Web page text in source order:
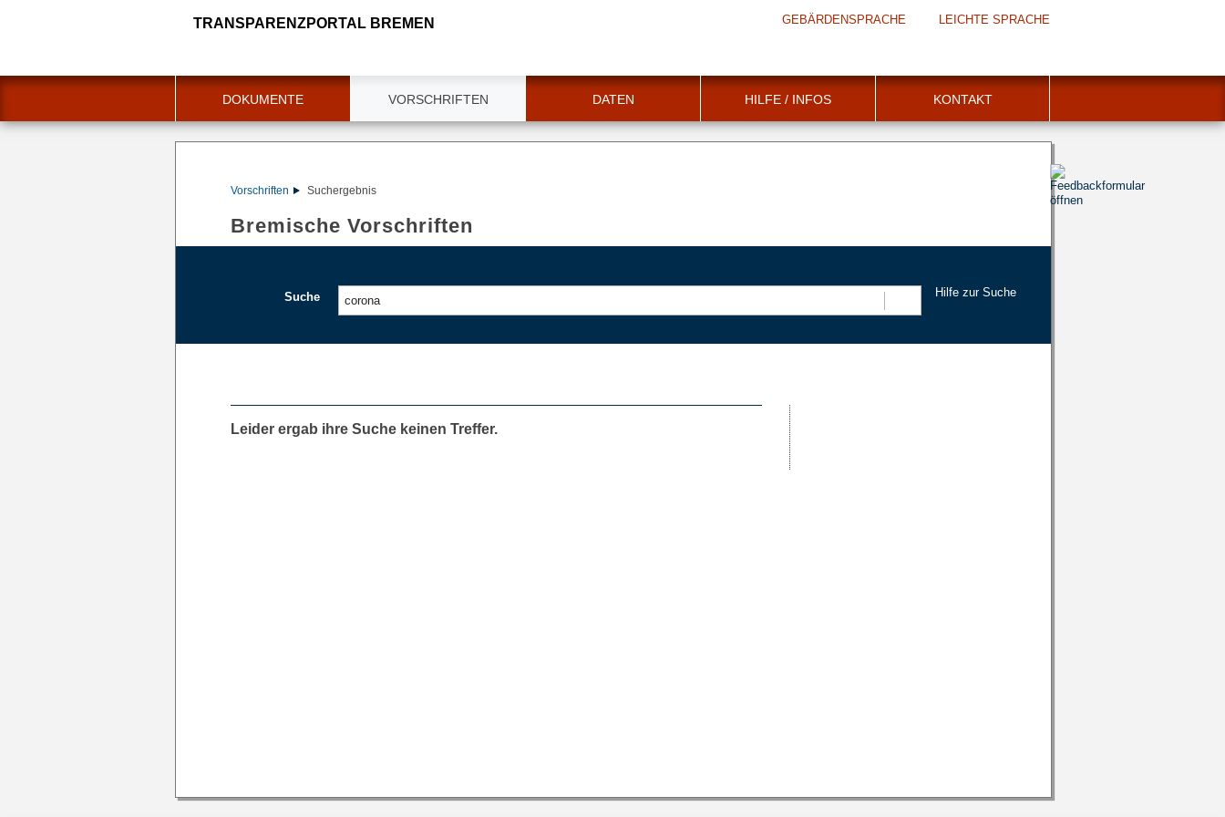
TRANSPARENZPORTAL BREMEN GEBÄRDENSPRACHE LEICHTE SPRACHE
DOKUMENTE VORSCHRIFTEN DATEN HILFE / INFOS KONTAKT
Vorschriften Suchergebnis
Bremische Vorschriften
Suche
Hilfe zur Suche
Leider ergab ihre Suche keinen Treffer.